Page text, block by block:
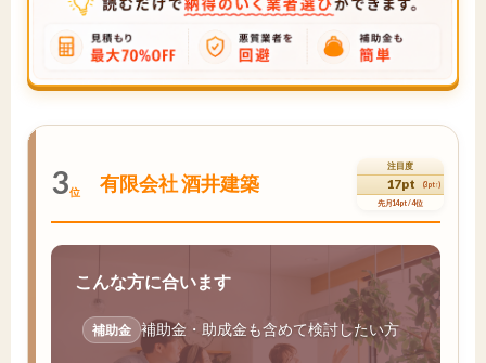
3位 有限会社 酒井建築
注目度
17pt (3pt↑)
先月14pt / 4位
こんな方に合います
補助金 補助金・助成金も含めて検討したい方